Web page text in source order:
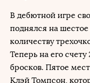
В дебютной игре
поднялся на
количеству
Теперь на его
бросков. Пятое
Клэй Томпсон,